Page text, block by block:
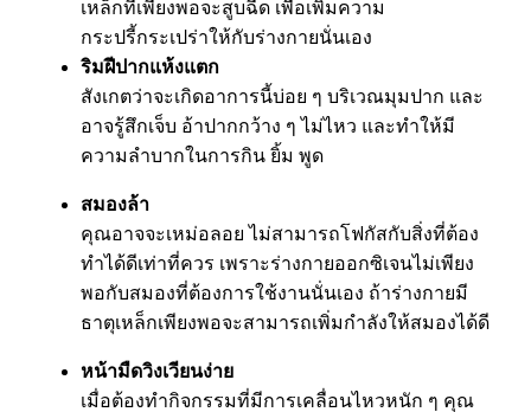
เหล็กที่เพียงพอจะสูบฉีด เพื่อเพิ่มความ
กระปรี้กระเปร่าให้กับร่างกายนั่นเอง
ริมฝีปากแห้งแตก
สังเกตว่าจะเกิดอาการนี้บ่อย ๆ บริเวณมุมปาก และ
อาจรู้สึกเจ็บ อ้าปากกว้าง ๆ ไม่ไหว และทำให้มี
ความลำบากในการกิน ยิ้ม พูด
สมองล้า
คุณอาจจะเหม่อลอย ไม่สามารถโฟกัสกับสิ่งที่ต้อง
ทำได้ดีเท่าที่ควร เพราะร่างกายออกซิเจนไม่เพียง
พอกับสมองที่ต้องการใช้งานนั่นเอง ถ้าร่างกายมี
ธาตุเหล็กเพียงพอจะสามารถเพิ่มกำลังให้สมองได้ดี
หน้ามืดวิงเวียนง่าย
เมื่อต้องทำกิจกรรมที่มีการเคลื่อนไหวหนัก ๆ คุณ